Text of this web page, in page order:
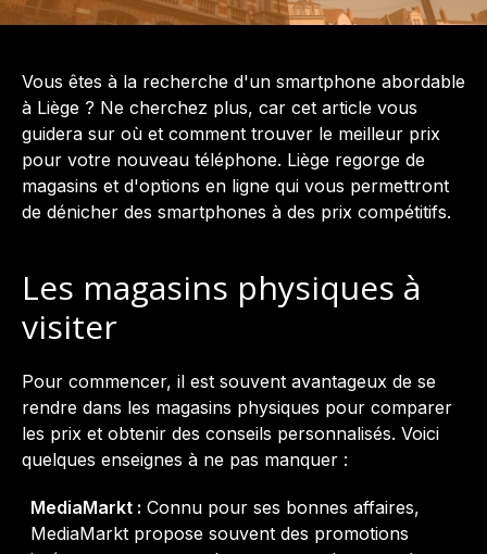
Vous êtes à la recherche d'un smartphone abordable
à Liège ? Ne cherchez plus, car cet article vous
guidera sur où et comment trouver le meilleur prix
pour votre nouveau téléphone. Liège regorge de
magasins et d'options en ligne qui vous permettront
de dénicher des smartphones à des prix compétitifs.
Les magasins physiques à
visiter
Pour commencer, il est souvent avantageux de se
rendre dans les magasins physiques pour comparer
les prix et obtenir des conseils personnalisés. Voici
quelques enseignes à ne pas manquer :
MediaMarkt : Connu pour ses bonnes affaires,
MediaMarkt propose souvent des promotions